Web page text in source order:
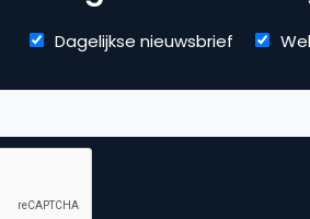
Dagelijkse nieuwsbrief